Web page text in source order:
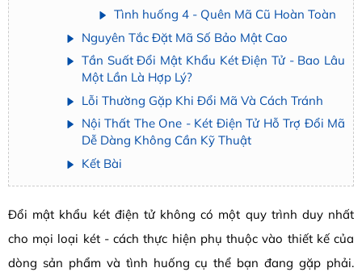
Tình huống 4 - Quên Mã Cũ Hoàn Toàn
Nguyên Tắc Đặt Mã Số Bảo Mật Cao
Tần Suất Đổi Mật Khẩu Két Điện Tử - Bao Lâu
Một Lần Là Hợp Lý?
Lỗi Thường Gặp Khi Đổi Mã Và Cách Tránh
Nội Thất The One - Két Điện Tử Hỗ Trợ Đổi Mã
Dễ Dàng Không Cần Kỹ Thuật
Kết Bài
Đổi mật khẩu két điện tử không có một quy trình duy nhất
cho mọi loại két - cách thực hiện phụ thuộc vào thiết kế của
dòng sản phẩm và tình huống cụ thể bạn đang gặp phải.